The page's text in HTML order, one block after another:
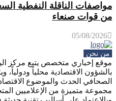
مواصفات الناقلة النفطية
من قوات صنعاء
05/08/2026
من نحن
موقع إخباري متخصص يتبع مركز
بالشؤون الاقتصادية محلياً ودولياً،
الصحافي الحدث والموضوع
مجموعة متميزة من الإعلاميين